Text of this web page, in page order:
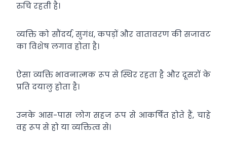
रुचि रहती है।
व्यक्ति को सौंदर्य, सुगंध, कपड़ों और वातावरण की सजावट
का विशेष लगाव होता है।
ऐसा व्यक्ति भावनात्मक रूप से स्थिर रहता है और दूसरों के
प्रति दयालु होता है।
उनके आस-पास लोग सहज रूप से आकर्षित होते हैं, चाहे
वह रूप से हो या व्यक्तित्व से।